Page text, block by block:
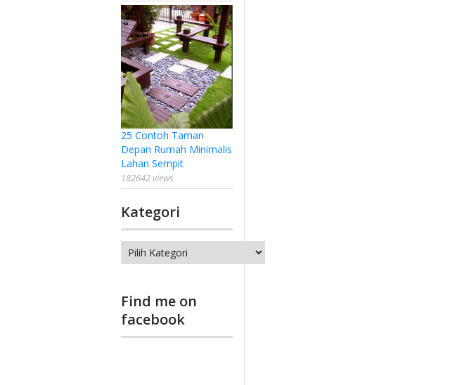
25 Contoh Taman
Depan Rumah Minimalis
Lahan Sempit
182642 views
Kategori
Kategori
Find me on
facebook